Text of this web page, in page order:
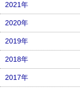
2021年
2020年
2019年
2018年
2017年